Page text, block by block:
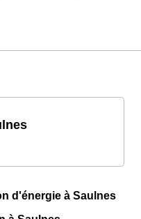
d'énergie à Saulnes